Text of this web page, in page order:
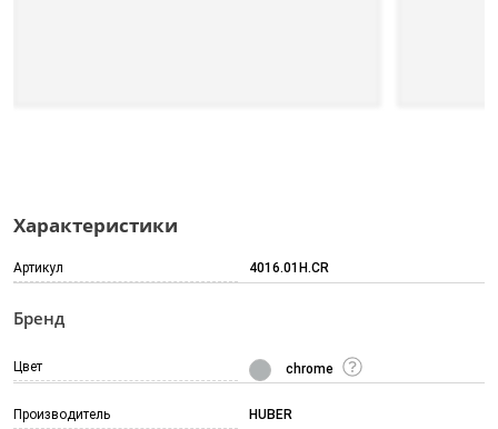
Характеристики
Артикул 4016.01H.CR
Бренд
Цвет chrome
Производитель HUBER